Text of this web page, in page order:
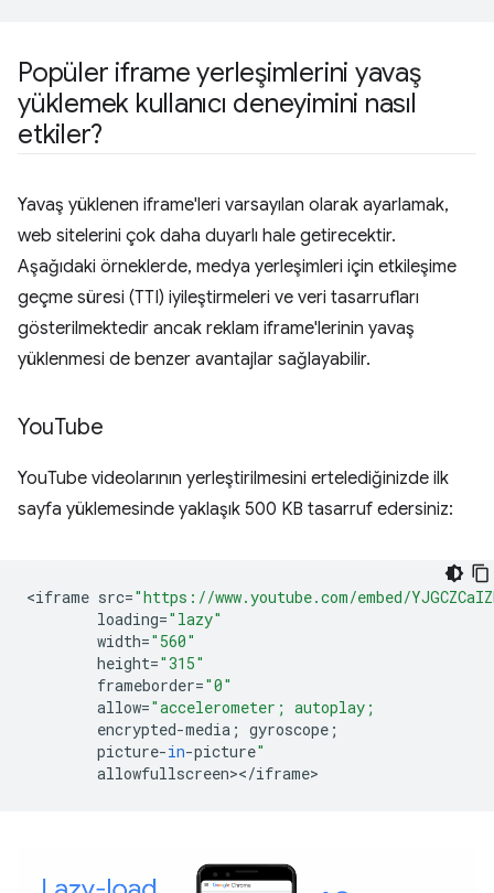
Popüler iframe yerleşimlerini yavaş
yüklemek kullanıcı deneyimini nasıl
etkiler?
Yavaş yüklenen iframe'leri varsayılan olarak ayarlamak,
web sitelerini çok daha duyarlı hale getirecektir.
Aşağıdaki örneklerde, medya yerleşimleri için etkileşime
geçme süresi (TTI) iyileştirmeleri ve veri tasarrufları
gösterilmektedir ancak reklam iframe'lerinin yavaş
yüklenmesi de benzer avantajlar sağlayabilir.
YouTube
YouTube videolarının yerleştirilmesini ertelediğinizde ilk
sayfa yüklemesinde yaklaşık 500 KB tasarruf edersiniz:
<iframe src="https://www.youtube.com/embed/
loading="lazy"
width="560"
height="315"
frameborder="0"
allow="accelerometer; autoplay;
encrypted-media ; gyroscope ;
picture-in-picture"
allowfullscreen></iframe